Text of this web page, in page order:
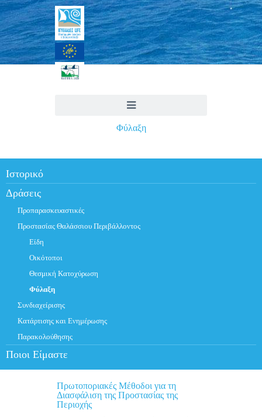
Φύλαξη
Ιστορικό
Δράσεις
Προπαρασκευαστικές
Προστασίας Θαλάσσιου Περιβάλλοντος
Είδη
Οικότοποι
Θεσμική Κατοχύρωση
Φύλαξη
Συνδιαχείρισης
Κατάρτισης και Ενημέρωσης
Παρακολούθησης
Ποιοι Είμαστε
Πρωτοποριακές Μέθοδοι για τη
Διασφάλιση της Προστασίας της
Περιοχής